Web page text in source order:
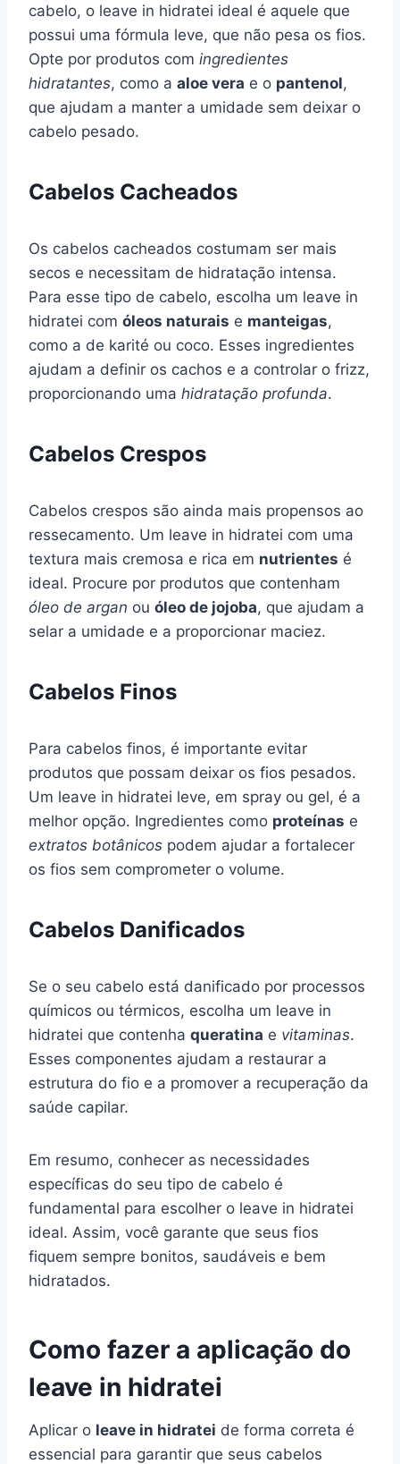
cabelo, o leave in hidratei ideal é aquele que
possui uma fórmula leve, que não pesa os fios.
Opte por produtos com ingredientes
hidratantes, como a aloe vera e o pantenol,
que ajudam a manter a umidade sem deixar o
cabelo pesado.
Cabelos Cacheados
Os cabelos cacheados costumam ser mais
secos e necessitam de hidratação intensa.
Para esse tipo de cabelo, escolha um leave in
hidratei com óleos naturais e manteigas,
como a de karité ou coco. Esses ingredientes
ajudam a definir os cachos e a controlar o frizz,
proporcionando uma hidratação profunda.
Cabelos Crespos
Cabelos crespos são ainda mais propensos ao
ressecamento. Um leave in hidratei com uma
textura mais cremosa e rica em nutrientes é
ideal. Procure por produtos que contenham
óleo de argan ou óleo de jojoba, que ajudam a
selar a umidade e a proporcionar maciez.
Cabelos Finos
Para cabelos finos, é importante evitar
produtos que possam deixar os fios pesados.
Um leave in hidratei leve, em spray ou gel, é a
melhor opção. Ingredientes como proteínas e
extratos botânicos podem ajudar a fortalecer
os fios sem comprometer o volume.
Cabelos Danificados
Se o seu cabelo está danificado por processos
químicos ou térmicos, escolha um leave in
hidratei que contenha queratina e vitaminas.
Esses componentes ajudam a restaurar a
estrutura do fio e a promover a recuperação da
saúde capilar.
Em resumo, conhecer as necessidades
específicas do seu tipo de cabelo é
fundamental para escolher o leave in hidratei
ideal. Assim, você garante que seus fios
fiquem sempre bonitos, saudáveis e bem
hidratados.
Como fazer a aplicação do
leave in hidratei
Aplicar o leave in hidratei de forma correta é
essencial para garantir que seus cabelos